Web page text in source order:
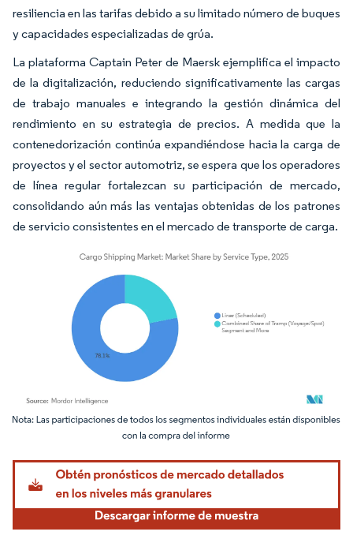
resiliencia en las tarifas debido a su limitado número de buques
y capacidades especializadas de grúa.
La plataforma Captain Peter de Maersk ejemplifica el impacto
de la digitalización, reduciendo significativamente las cargas
de trabajo manuales e integrando la gestión dinámica del
rendimiento en su estrategia de precios. A medida que la
contenedorización continúa expandiéndose hacia la carga de
proyectos y el sector automotriz, se espera que los operadores
de línea regular fortalezcan su participación de mercado,
consolidando aún más las ventajas obtenidas de los patrones
de servicio consistentes en el mercado de transporte de carga.
Imagen © Mordor Intelligence. El uso requiere atribución según CC BY 4.0.